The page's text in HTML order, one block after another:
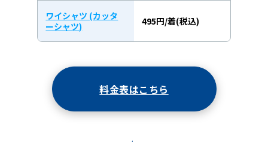
ワイシャツ (カッタ
ーシャツ)
495円/着(税込)
料金表はこちら